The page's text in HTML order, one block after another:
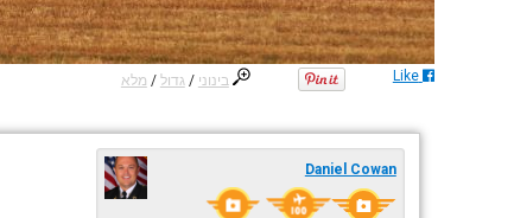
בינוני /גדול / מלא Like
Daniel Cowan